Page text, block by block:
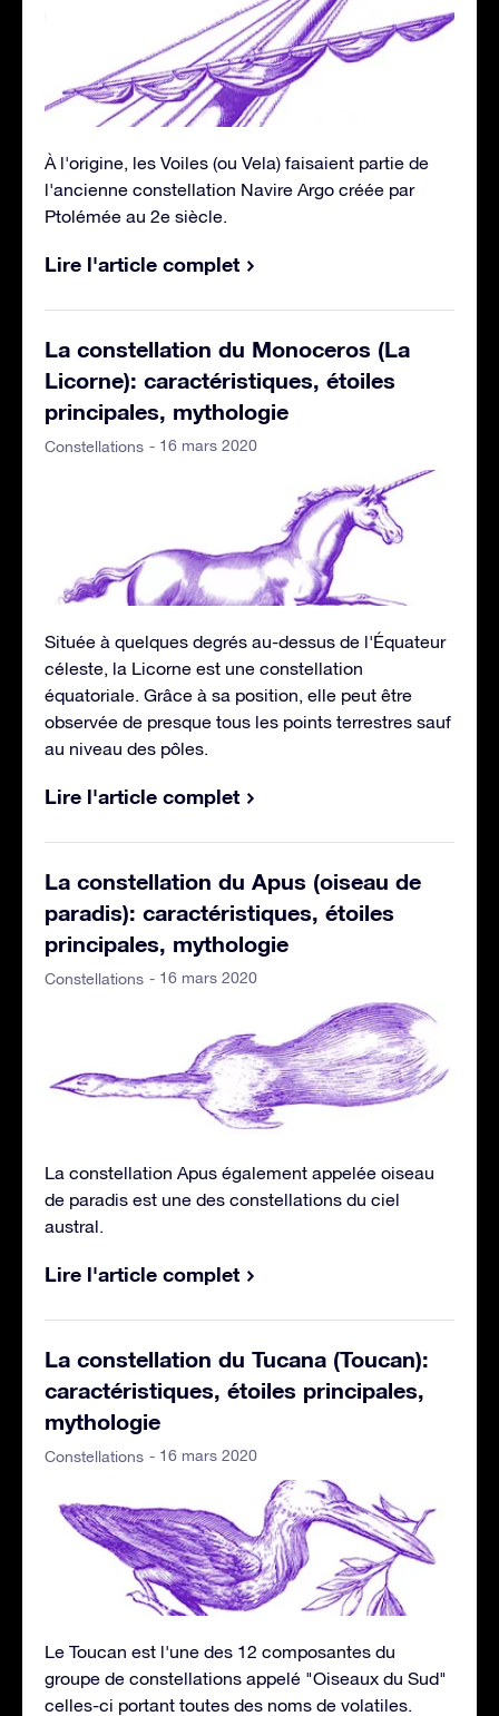
À l'origine, les Voiles (ou Vela) faisaient partie de
l'ancienne constellation Navire Argo créée par
Ptolémée au 2e siècle.
Lire l'article complet
La constellation du Monoceros (La
Licorne): caractéristiques, étoiles
principales, mythologie
Constellations - 16 mars 2020
Située à quelques degrés au-dessus de l'Équateur
céleste, la Licorne est une constellation
équatoriale. Grâce à sa position, elle peut être
observée de presque tous les points terrestres sauf
au niveau des pôles.
Lire l'article complet
La constellation du Apus (oiseau de
paradis): caractéristiques, étoiles
principales, mythologie
Constellations - 16 mars 2020
La constellation Apus également appelée oiseau
de paradis est une des constellations du ciel
austral.
Lire l'article complet
La constellation du Tucana (Toucan):
caractéristiques, étoiles principales,
mythologie
Constellations - 16 mars 2020
Le Toucan est l'une des 12 composantes du
groupe de constellations appelé "Oiseaux du Sud"
celles-ci portant toutes des noms de volatiles.